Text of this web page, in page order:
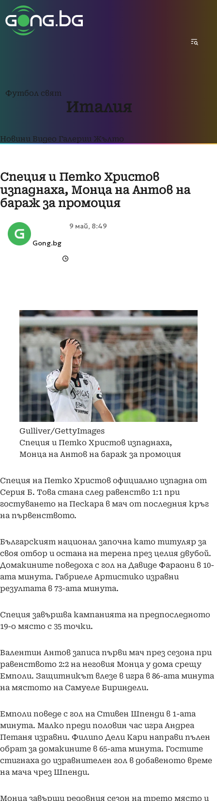
Футбол свят
Италия
Новини Видео Галерии Жълто
Специя и Петко Христов
изпаднаха, Монца на Антов на
бараж за промоция
Gong.bg
9 май, 8:49
Gulliver/GettyImages
Специя и Петко Христов изпаднаха,
Монца на Антов на бараж за промоция
Специя на Петко Христов официално изпадна от
Серия Б. Това стана след равенство 1:1 при
гостуването на Пескара в мач от последния кръг
на първенството.
Българският национал започна като титуляр за
своя отбор и остана на терена през целия двубой.
Домакините поведоха с гол на Давиде Фараони в 10-
ата минута. Габриеле Артистико изравни
резултата в 73-ата минута.
Специя завършва кампанията на предпоследното
19-о място с 35 точки.
Валентин Антов записа първи мач през сезона при
равенството 2:2 на неговия Монца у дома срещу
Емполи. Защитникът влезе в игра в 86-ата минута
на мястото на Самуеле Бириндели.
Емполи поведе с гол на Стивен Шпенди в 1-ата
минута. Малко преди половин час игра Андреа
Петаня изравни. Филипо Дели Кари направи пълен
обрат за домакините в 65-ата минута. Гостите
стигнаха до изравнителен гол в добавеното време
на мача чрез Шпенди.
Монца завърши редовния сезон на трето място и